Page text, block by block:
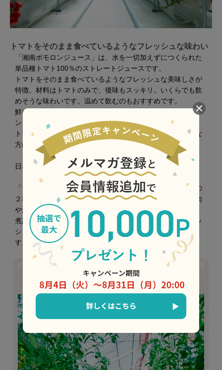
トマトをそのまま食べているようなフレッシュな味わい
「湘南ポモロンジュース」は、水を一切加えずにつくられた
単品種トマト100％のストレートジュースです。
トマトをそのまま食べているようなフレッシュな美味しさが
特徴。材料はトマトのみで、後味もスッキリ。いくらでも飲
めそうな味わいです。温めて飲むのもおすすめです。
鮮やかなレッド、珍しいゴールドの2色がある「湘南ポモロ
ン」。
トマト好きの方は濃厚な美味しさのレッド、トマトが苦手な
方はやさしい美味しさのゴールドがおすすめです。
日本のトマトとは違った香りと甘み
「サンマルツァーノリゼルバ」と「シシリアンルージュ」の
２種類を使用したトマトピューレーは、鍋物に加えたり、肉
や魚と煮込み料理にすれば旨味が際立ちます。
煮詰めてトマトソースにすればトマト缶とは全く違うフレッ
シュなソースになります。チーズやパンとの相性は抜群で
す。